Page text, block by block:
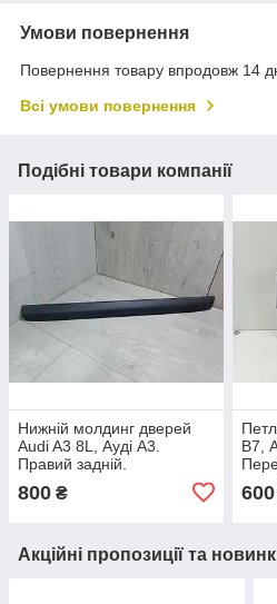
Умови повернення
Повернення товару впродовж 14
Всі умови повернення
Подібні товари компанії
Нижній молдинг дверей
Audi A3 8L, Ауді А3.
Правий задній.
800 ₴
B7,
600
Акційні пропозиції та